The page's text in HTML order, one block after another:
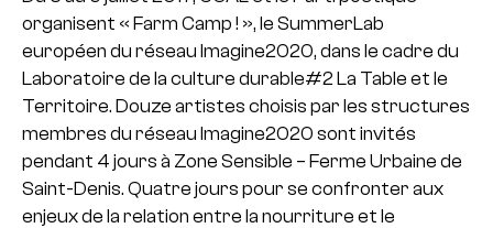
organisent « Farm Camp ! », le SummerLab
européen du réseau Imagine2020, dans le cadre du
Laboratoire de la culture durable#2 La Table et le
Territoire. Douze artistes choisis par les structures
membres du réseau Imagine2020 sont invités
pendant 4 jours à Zone Sensible – Ferme Urbaine de
Saint-Denis. Quatre jours pour se confronter aux
enjeux de la relation entre la nourriture et le